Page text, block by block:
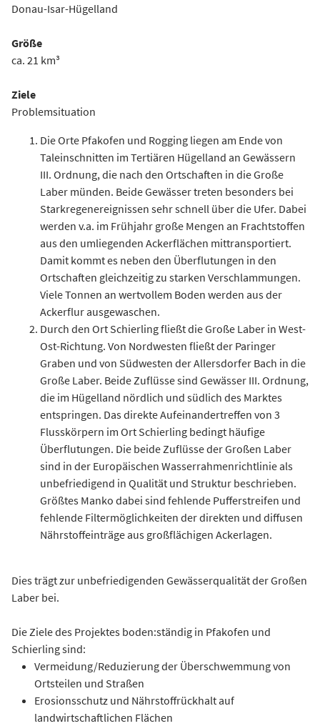
Donau-Isar-Hügelland
Größe
ca. 21 km³
Ziele
Problemsituation
Die Orte Pfakofen und Rogging liegen am Ende von
Taleinschnitten im Tertiären Hügelland an Gewässern
III. Ordnung, die nach den Ortschaften in die Große
Laber münden. Beide Gewässer treten besonders bei
Starkregenereignissen sehr schnell über die Ufer. Dabei
werden v.a. im Frühjahr große Mengen an Frachtstoffen
aus den umliegenden Ackerflächen mittransportiert.
Damit kommt es neben den Überflutungen in den
Ortschaften gleichzeitig zu starken Verschlammungen.
Viele Tonnen an wertvollem Boden werden aus der
Ackerflur ausgewaschen.
Durch den Ort Schierling fließt die Große Laber in West-
Ost-Richtung. Von Nordwesten fließt der Paringer
Graben und von Südwesten der Allersdorfer Bach in die
Große Laber. Beide Zuflüsse sind Gewässer III. Ordnung,
die im Hügelland nördlich und südlich des Marktes
entspringen. Das direkte Aufeinandertreffen von 3
Flusskörpern im Ort Schierling bedingt häufige
Überflutungen. Die beide Zuflüsse der Großen Laber
sind in der Europäischen Wasserrahmenrichtlinie als
unbefriedigend in Qualität und Struktur beschrieben.
Größtes Manko dabei sind fehlende Pufferstreifen und
fehlende Filtermöglichkeiten der direkten und diffusen
Nährstoffeinträge aus großflächigen Ackerlagen.
Dies trägt zur unbefriedigenden Gewässerqualität der Großen
Laber bei.
Die Ziele des Projektes boden:ständig in Pfakofen und
Schierling sind:
Vermeidung/Reduzierung der Überschwemmung von
Ortsteilen und Straßen
Erosionsschutz und Nährstoffrückhalt auf
landwirtschaftlichen Flächen